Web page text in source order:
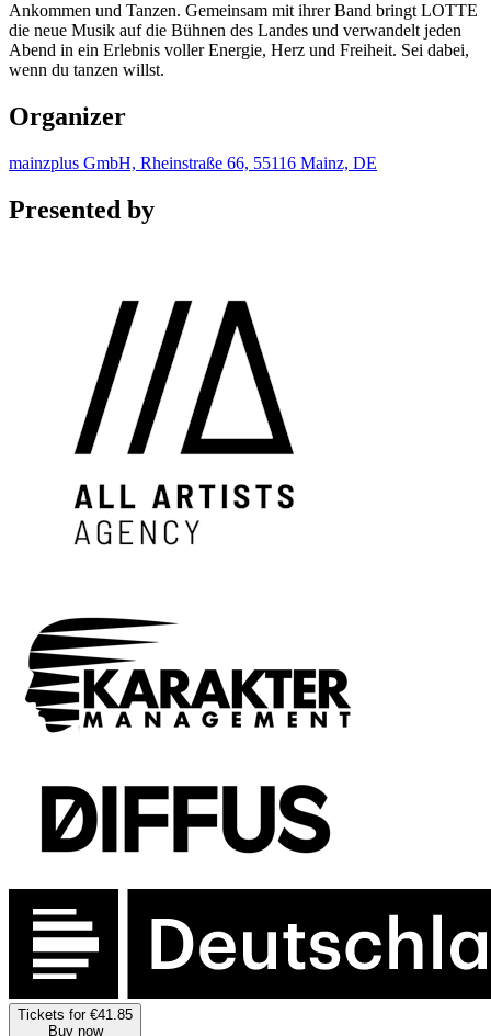
Ankommen und Tanzen. Gemeinsam mit ihrer Band bringt LOTTE
die neue Musik auf die Bühnen des Landes und verwandelt jeden
Abend in ein Erlebnis voller Energie, Herz und Freiheit. Sei dabei,
wenn du tanzen willst.
Organizer
mainzplus GmbH, Rheinstraße 66, 55116 Mainz, DE
Presented by
Tickets for €41.85
Buy now